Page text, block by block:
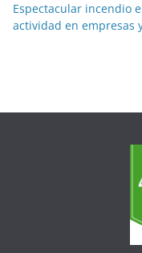
Espectacular incendio
actividad en empresas